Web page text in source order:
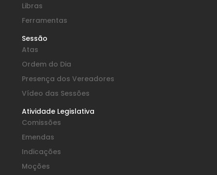
Libras
Ferramentas
Sessão
Atas
Ordem do Dia
Presença dos Vereadores
Vídeo das Sessões
Atividade Legislativa
Comissões
Emendas
Indicações
Moções